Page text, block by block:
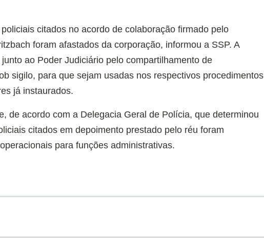
citados no acordo de colaboração firmado pelo
foram afastados da corporação, informou a SSP. A
ao Poder Judiciário pelo compartilhamento de
sigilo, para que sejam usadas nos respectivos procedimentos
já instaurados.
de acordo com a Delegacia Geral de Polícia, que determinou
citados em depoimento prestado pelo réu foram
para funções administrativas.